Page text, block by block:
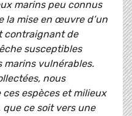
marins peu connus
la mise en œuvre d’un
contraignant de
susceptibles
marins vulnérables.
nous
espèces et milieux
que ce soit vers une